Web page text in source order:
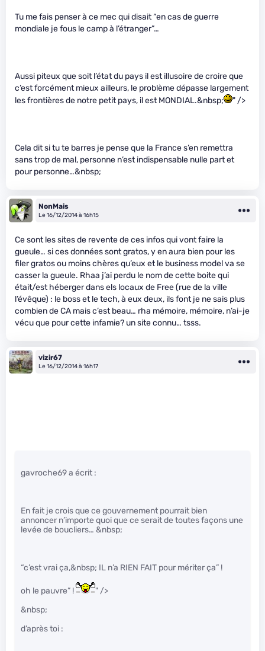
Tu me fais penser à ce mec qui disait “en cas de guerre
mondiale je fous le camp à l’étranger”…
Aussi piteux que soit l’état du pays il est illusoire de croire que
c’est forcément mieux ailleurs, le problème dépasse largement
les frontières de notre petit pays, il est MONDIAL.&nbsp;
" />
Cela dit si tu te barres je pense que la France s’en remettra
sans trop de mal, personne n’est indispensable nulle part et
pour personne…&nbsp;
NonMais
Le 16/12/2014 à 16h15
Ce sont les sites de revente de ces infos qui vont faire la
gueule… si ces données sont gratos, y en aura bien pour les
filer gratos ou moins chères qu’eux et le business model va se
casser la gueule. Rhaa j’ai perdu le nom de cette boite qui
était/est héberger dans els locaux de Free (rue de la ville
l’évêque) : le boss et le tech, à eux deux, ils font je ne sais plus
combien de CA mais c’est beau… rha mémoire, mémoire, n’ai-je
vécu que pour cette infamie? un site connu… tsss.
vizir67
Le 16/12/2014 à 16h17
gavroche69 a écrit :
En fait je crois que ce gouvernement pourrait bien
annoncer n’importe quoi que ce serait de toutes façons une
levée de boucliers… &nbsp;
“c’est vrai ça,&nbsp; IL n’a RIEN FAIT pour mériter ça” !
oh le pauvre” !
" />
&nbsp;
d’après toi :